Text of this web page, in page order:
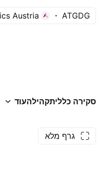
ATGDG
Austria
סקירה כלליתקהילהעוד
גרף מלא